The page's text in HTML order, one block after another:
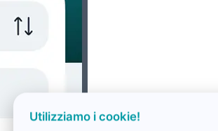
Utilizziamo i cookie!